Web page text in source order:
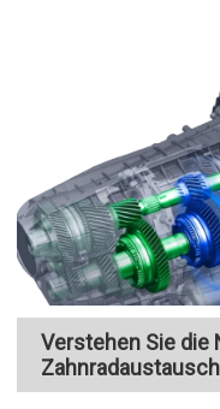
Verstehen Sie die